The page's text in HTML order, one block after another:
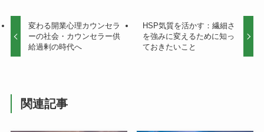
変わる開業心理カウンセラ
ーの社会・カウンセラー供
給過剰の時代へ
HSP気質を活かす：繊細さ
を強みに変えるために知っ
ておきたいこと
関連記事